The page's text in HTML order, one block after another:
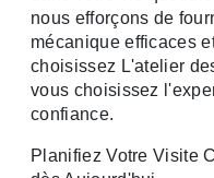
nous efforçons de
mécanique efficaces
choisissez L'atelier
vous choisissez
confiance.
Planifiez Votre Visite